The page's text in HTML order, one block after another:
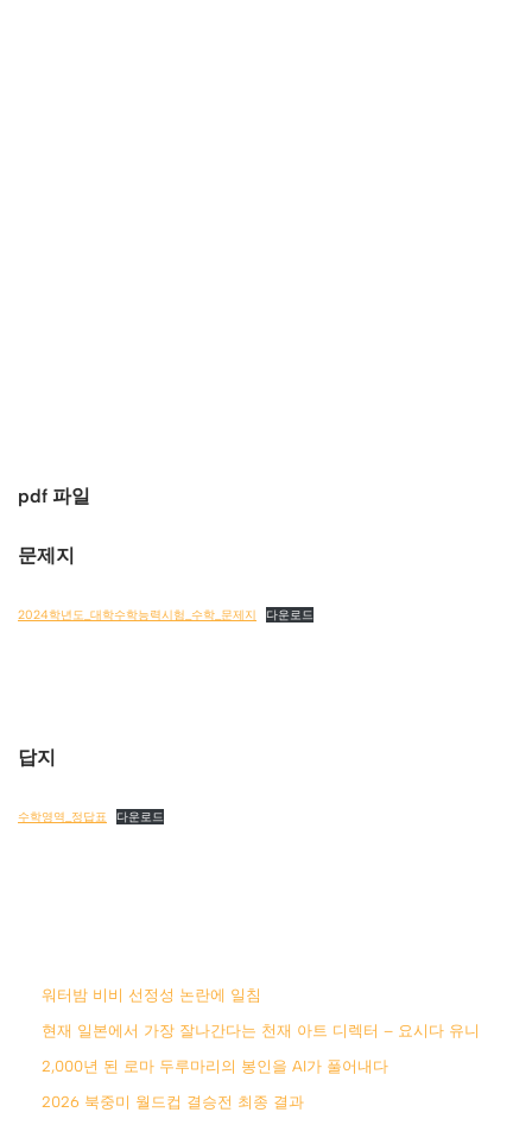
pdf 파일
문제지
2024학년도_대학수학능력시험_수학_문제지 다운로드
답지
수학영역_정답표 다운로드
워터밤 비비 선정성 논란에 일침
현재 일본에서 가장 잘나간다는 천재 아트 디렉터 – 요시다 유니
2,000년 된 로마 두루마리의 봉인을 AI가 풀어내다
2026 북중미 월드컵 결승전 최종 결과